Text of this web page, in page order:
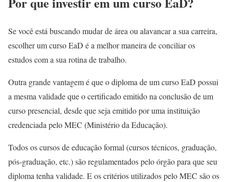
Se você está buscando mudar de área ou alavancar a sua carreira,
escolher um curso EaD é a melhor maneira de conciliar os
estudos com a sua rotina de trabalho.
Outra grande vantagem é que o diploma de um curso EaD possui
a mesma validade que o certificado emitido na conclusão de um
curso presencial, desde que seja emitido por uma instituição
credenciada pelo MEC (Ministério da Educação).
Todos os cursos de educação formal (cursos técnicos, graduação,
pós-graduação, etc.) são regulamentados pelo órgão para que seu
diploma tenha validade. E os critérios utilizados pelo MEC são os